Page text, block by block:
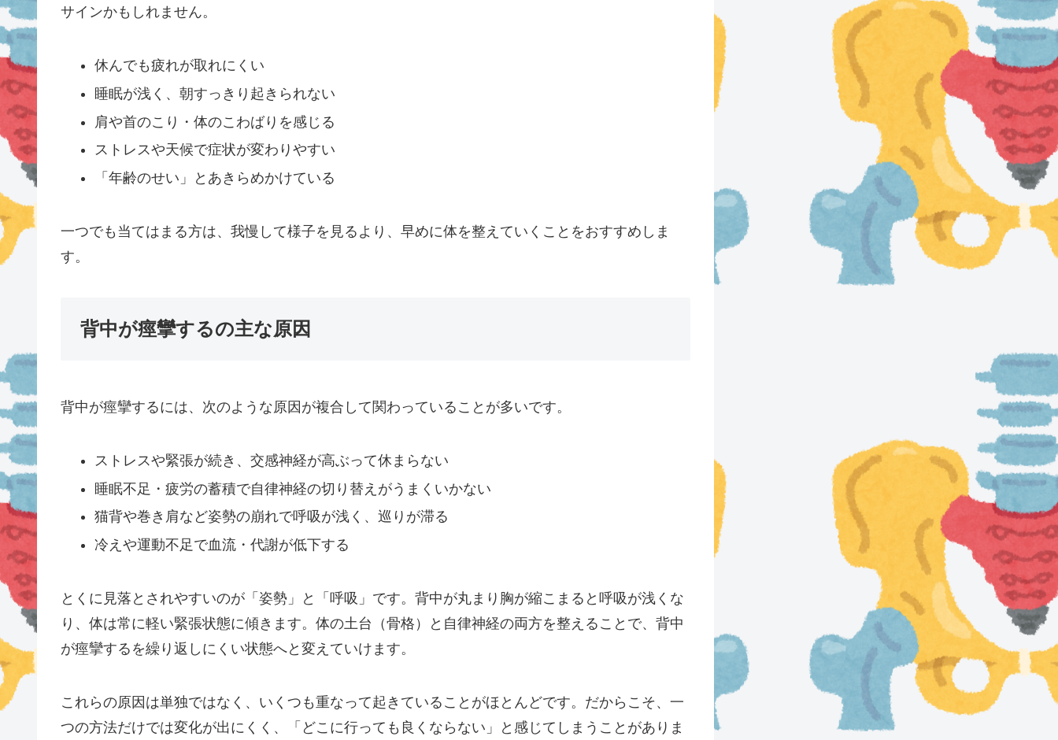
サインかもしれません。
休んでも疲れが取れにくい
睡眠が浅く、朝すっきり起きられない
肩や首のこり・体のこわばりを感じる
ストレスや天候で症状が変わりやすい
「年齢のせい」とあきらめかけている
一つでも当てはまる方は、我慢して様子を見るより、早めに体を整えていくことをおすすめしま
す。
背中が痙攣するの主な原因
背中が痙攣するには、次のような原因が複合して関わっていることが多いです。
ストレスや緊張が続き、交感神経が高ぶって休まらない
睡眠不足・疲労の蓄積で自律神経の切り替えがうまくいかない
猫背や巻き肩など姿勢の崩れで呼吸が浅く、巡りが滞る
冷えや運動不足で血流・代謝が低下する
とくに見落とされやすいのが「姿勢」と「呼吸」です。背中が丸まり胸が縮こまると呼吸が浅くな
り、体は常に軽い緊張状態に傾きます。体の土台（骨格）と自律神経の両方を整えることで、背中
が痙攣するを繰り返しにくい状態へと変えていけます。
これらの原因は単独ではなく、いくつも重なって起きていることがほとんどです。だからこそ、一
つの方法だけでは変化が出にくく、「どこに行っても良くならない」と感じてしまうことがありま